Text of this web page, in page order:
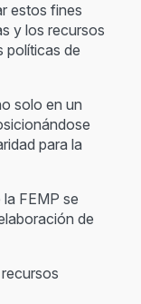
estos fines
y los recursos
políticas de
solo en un
para la
FEMP se
de